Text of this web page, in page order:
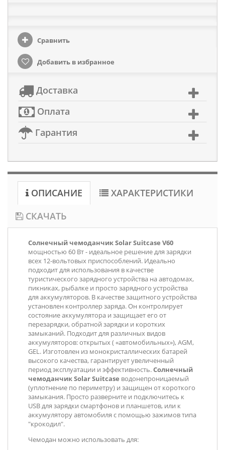
Сравнить
Добавить в избранное
Доставка
Оплата
Гарантия
ОПИСАНИЕ
ХАРАКТЕРИСТИКИ
СКАЧАТЬ
Солнечный чемоданчик Solar Suitcase V60
мощностью 60 Вт - идеальное решение для зарядки
всех 12-вольтовых приспособлений. Идеально
подходит для использования в качестве
туристического зарядного устройства на автодомах,
пикниках, рыбалке и просто зарядного устройства
для аккумуляторов. В качестве защитного устройства
установлен контроллер заряда. Он контролирует
состояние аккумулятора и защищает его от
перезарядки, обратной зарядки и коротких
замыканий. Подходит для различных видов
аккумуляторов: открытых ( «автомобильных»), AGM,
GEL. Изготовлен из монокристаллических батарей
высокого качества, гарантирует увеличенный
период эксплуатации и эффективность.Солнечный
чемоданчик Solar Suitcase водонепроницаемый
(уплотнение по периметру) и защищен от короткого
замыкания. Просто разверните и подключитесь к
USB для зарядки смартфонов и планшетов, или к
аккумулятору автомобиля с помощью зажимов типа
"крокодил".
Чемодан можно использовать для: